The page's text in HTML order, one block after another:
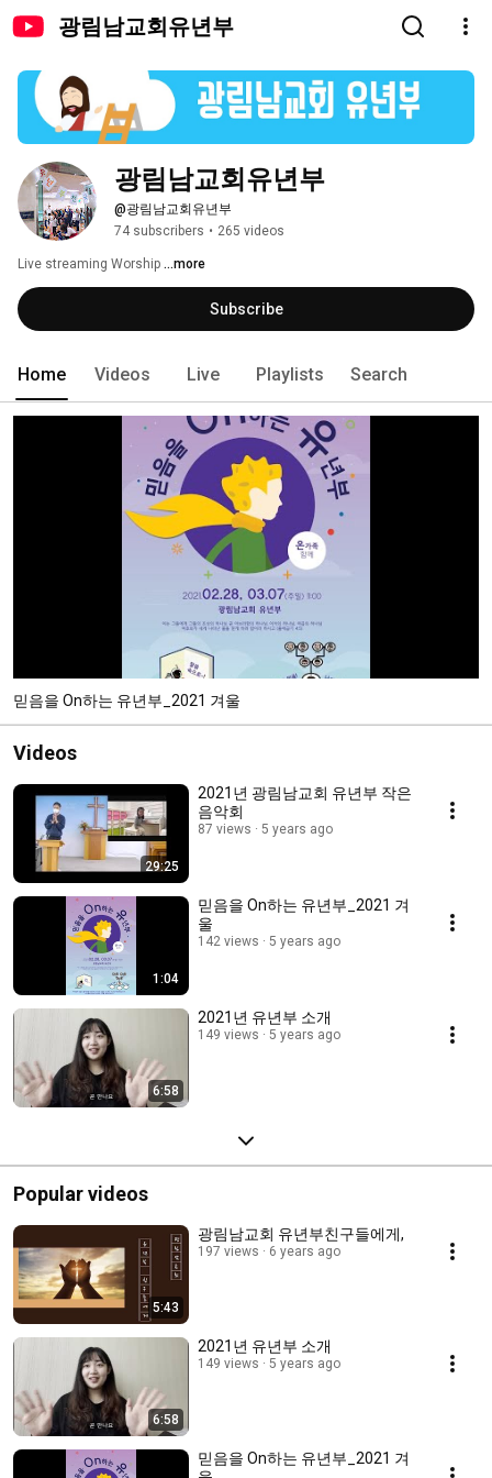
광림남교회유년부
광림남교회유년부
@광림남교회유년부
74 subscribers • 265 videos
Live streaming Worship ...more
Subscribe
Home Videos Live Playlists Search
믿음을 On하는 유년부_2021 겨울
Videos
29:25
2021년 광림남교회 유년부 작은
음악회
87 views 5 years ago
1:04
믿음을 On하는 유년부_2021 겨
울
142 views 5 years ago
6:58
2021년 유년부 소개
149 views 5 years ago
Popular videos
5:43
광림남교회 유년부친구들에게,
197 views 6 years ago
6:58
2021년 유년부 소개
149 views 5 years ago
믿음을 On하는 유년부_2021 겨